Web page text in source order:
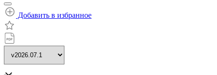
Добавить в избранное